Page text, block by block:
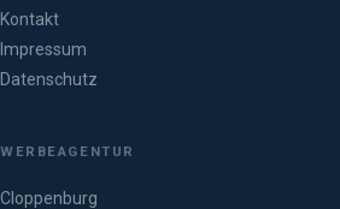
Kontakt
Impressum
Datenschutz
WERBEAGENTUR
Cloppenburg